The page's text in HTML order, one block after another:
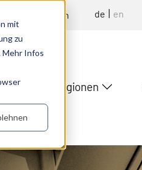
mit
zu
Mehr Infos
Manager anfragen de en
Regionen